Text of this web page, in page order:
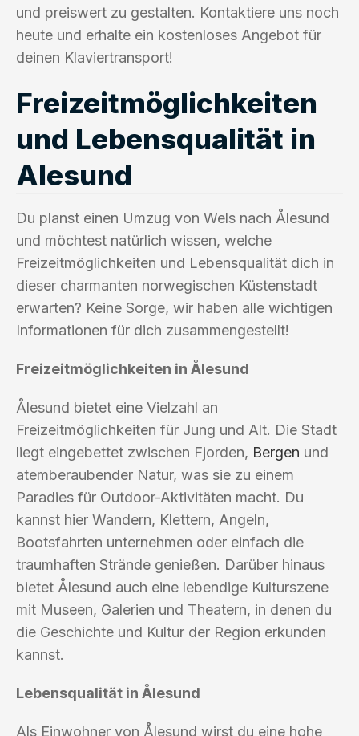
und preiswert zu gestalten. Kontaktiere uns noch
heute und erhalte ein kostenloses Angebot für
deinen Klaviertransport!
Freizeitmöglichkeiten
und Lebensqualität in
Alesund
Du planst einen Umzug von Wels nach Ålesund
und möchtest natürlich wissen, welche
Freizeitmöglichkeiten und Lebensqualität dich in
dieser charmanten norwegischen Küstenstadt
erwarten? Keine Sorge, wir haben alle wichtigen
Informationen für dich zusammengestellt!
Freizeitmöglichkeiten in Ålesund
Ålesund bietet eine Vielzahl an
Freizeitmöglichkeiten für Jung und Alt. Die Stadt
liegt eingebettet zwischen Fjorden, Bergen und
atemberaubender Natur, was sie zu einem
Paradies für Outdoor-Aktivitäten macht. Du
kannst hier Wandern, Klettern, Angeln,
Bootsfahrten unternehmen oder einfach die
traumhaften Strände genießen. Darüber hinaus
bietet Ålesund auch eine lebendige Kulturszene
mit Museen, Galerien und Theatern, in denen du
die Geschichte und Kultur der Region erkunden
kannst.
Lebensqualität in Ålesund
Als Einwohner von Ålesund wirst du eine hohe